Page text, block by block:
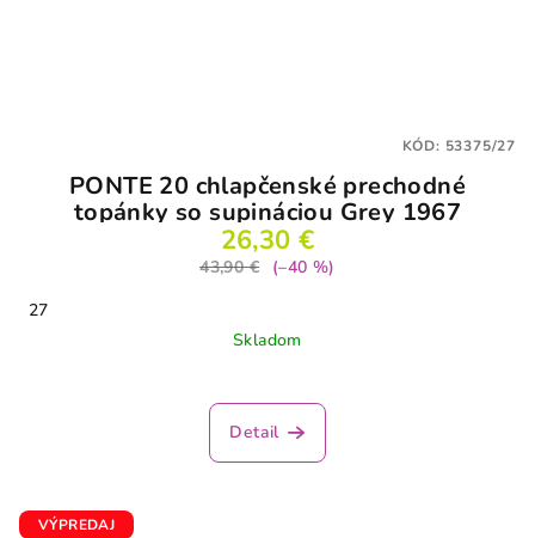
PONTE 20 chlapčenské prechodné
topánky so supináciou Grey 1967
26,30 €
43,90 €
(–40 %)
27
Skladom
Detail
KÓD: 53375/27
VÝPREDAJ